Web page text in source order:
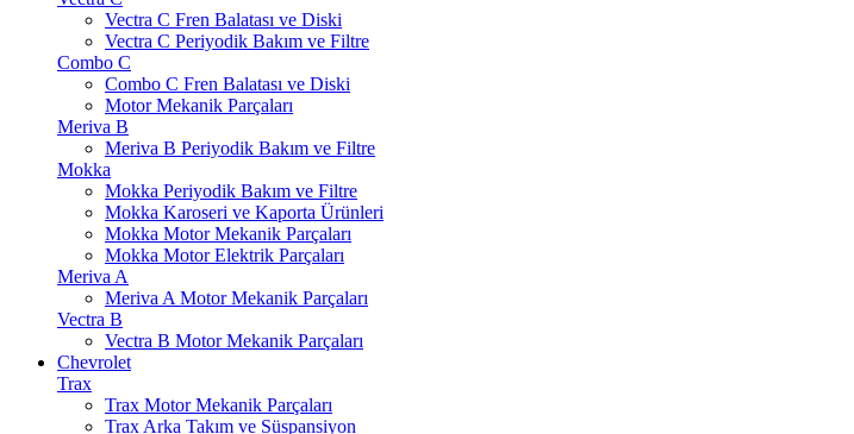
Vectra C Fren Balatası ve Diski
Vectra C Periyodik Bakım ve Filtre
Combo C
Combo C Fren Balatası ve Diski
Motor Mekanik Parçaları
Meriva B
Meriva B Periyodik Bakım ve Filtre
Mokka
Mokka Periyodik Bakım ve Filtre
Mokka Karoseri ve Kaporta Ürünleri
Mokka Motor Mekanik Parçaları
Mokka Motor Elektrik Parçaları
Meriva A
Meriva A Motor Mekanik Parçaları
Vectra B
Vectra B Motor Mekanik Parçaları
Chevrolet
Trax
Trax Motor Mekanik Parçaları
Trax Arka Takım ve Süspansiyon